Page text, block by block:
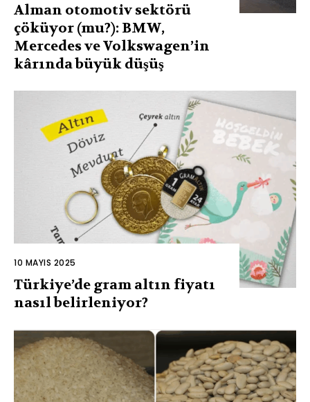
Alman otomotiv sektörü
çöküyor (mu?): BMW,
Mercedes ve Volkswagen’in
kârında büyük düşüş
10 MAYIS 2025
Türkiye’de gram altın fiyatı
nasıl belirleniyor?